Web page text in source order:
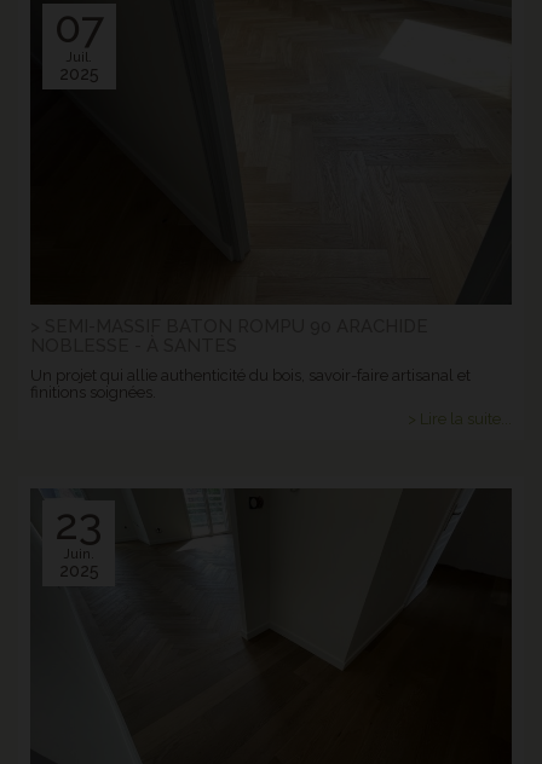
07
Juil.
2025
Un projet qui allie authenticité du bois, savoir-faire artisanal et
finitions soignées.
> Lire la suite...
23
Juin.
2025